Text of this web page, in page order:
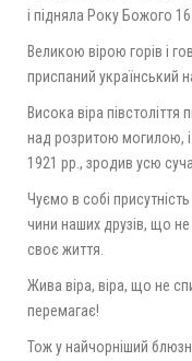
і підняла Року Божого
Великою вірою горів і
приспаний український
Висока віра
над розритою могилою, і
1921 рр., зродив усю
Чуємо в собі
чини наших друзів, що не
своє життя.
Жива віра, віра, що не
перемагає!
Тож у найчорніший